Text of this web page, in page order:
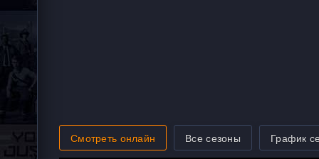
Смотреть онлайн Все сезоны График